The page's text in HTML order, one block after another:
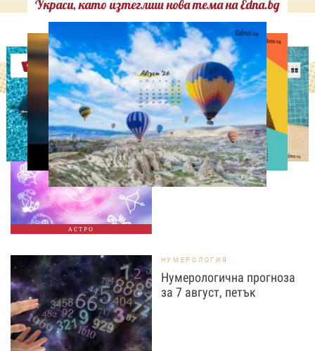
Украси, като изтеглиш нова тема на Edna.bg
Оферти
АСТРО
АСТРОЛОГИЯ
Дневен хороскоп за 7
август, петък
НУМЕРОЛОГИЯ
Нумерологична прогноза
за 7 август, петък